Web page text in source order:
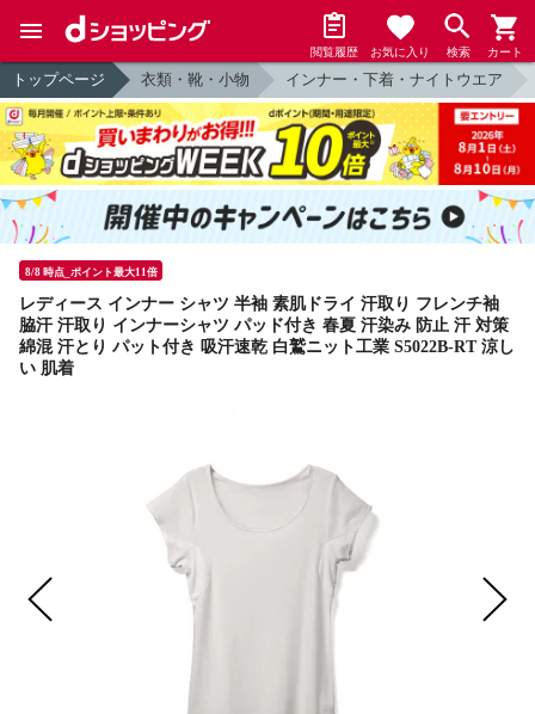
閲覧履歴 お気に入り 検索 カート
トップページ 衣類・靴・小物 インナー・下着・ナイトウエア
8/8 時点_ポイント最大11倍
レディース インナー シャツ 半袖 素肌ドライ 汗取り フレンチ袖
脇汗 汗取り インナーシャツ パッド付き 春夏 汗染み 防止 汗 対策
綿混 汗とり パット付き 吸汗速乾 白鷲ニット工業 S5022B-RT 涼し
い 肌着